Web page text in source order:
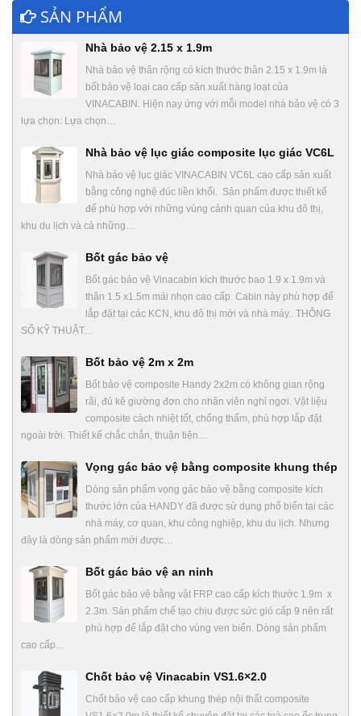
SẢN PHẨM
Nhà bảo vệ 2.15 x 1.9m
Nhà bảo vệ thân rộng có kích thước thân 2.15 x 1.9m là
bốt bảo vệ loại cao cấp sản xuất hàng loạt của
VINACABIN. Hiện nay ứng với mỗi model nhà bảo vệ có 3
lựa chọn: Lựa chọn…
Nhà bảo vệ lục giác composite lục giác VC6L
Nhà bảo vệ lục giác VINACABIN VC6L cao cấp sản xuất
bằng công nghệ đúc liền khối. Sản phẩm được thiết kế
để phù hợp với những vùng cảnh quan của khu đô thị,
khu du lịch và cả những…
Bốt gác bảo vệ
Bốt gác bảo vệ Vinacabin kích thước bao 1.9 x 1.9m và
thân 1.5 x1.5m mái nhọn cao cấp. Cabin này phù hợp để
lắp đặt tại các KCN, khu đô thị mới và nhà máy.. THÔNG
SỐ KỸ THUẬT…
Bốt bảo vệ 2m x 2m
Bốt bảo vệ composite Handy 2x2m có không gian rộng
rãi, đủ kê giường đơn cho nhân viên nghỉ ngơi. Vật liệu
composite cách nhiệt tốt, chống thấm, phù hợp lắp đặt
ngoài trời. Thiết kế chắc chắn, thuận tiện…
Vọng gác bảo vệ bằng composite khung thép
Dòng sản phẩm vọng gác bảo vệ bằng composite kích
thước lớn của HANDY đã được sử dụng phổ biến tại các
nhà máy, cơ quan, khu công nghiệp, khu du lịch. Nhưng
đây là dòng sản phẩm mới được…
Bốt gác bảo vệ an ninh
Bốt gác bảo vệ bằng vật FRP cao cấp kích thước 1.9m x
2.3m. Sản phẩm chế tạo chịu được sức gió cấp 9 nên rất
phù hợp để lắp đặt cho vùng ven biển. Dòng sản phẩm
cao cấp…
Chốt bảo vệ Vinacabin VS1.6×2.0
Chốt bảo vệ cao cấp khung thép nội thất composite